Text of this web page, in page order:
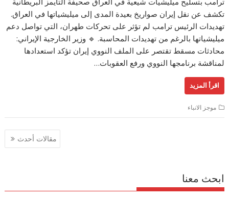
تكشف عن نقل إيران صواريخ بعيدة المدى إلى ميليشياتها في العراق.
تهديدات الرئيس ترامب لم تؤثر على تحركات طهران، التي تواصل دعم
ميليشياتها بالرغم من تهديدات المحاسبة. 🔹 وزير الخارجية الإيراني:
محادثات مسقط تقتصر على الملف النووي إيران تؤكد استعدادها
لمناقشة برنامجها النووي ورفع العقوبات…
اقرأ المزيد
موجز الانباء
مقالات أحدث
ابحث معنا